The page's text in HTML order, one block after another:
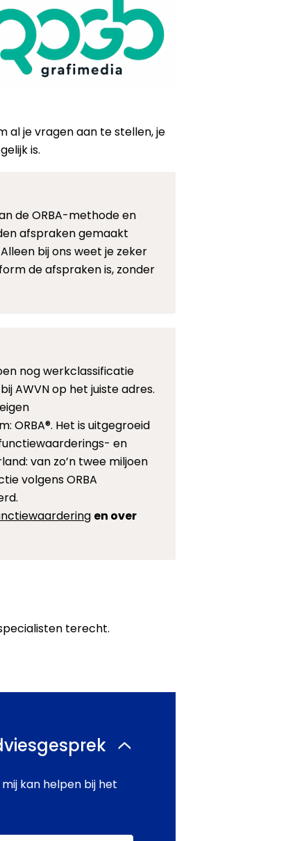
al je vragen aan te stellen, je
is.
de ORBA-methode en
afspraken gemaakt
bij ons weet je zeker
de afspraken is, zonder
nog werkclassificatie
AWVN op het juiste adres.
ORBA®. Het is uitgegroeid
en
van zo’n twee miljoen
volgens ORBA
en over
terecht.
kan helpen bij het